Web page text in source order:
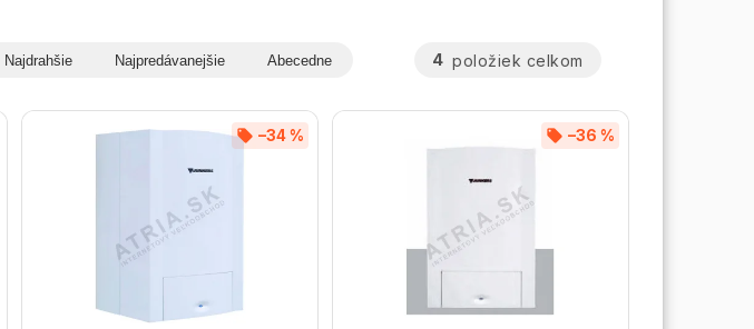
Najdrahšie Najpredávanejšie Abecedne 4 položiek celkom
–34 % –36 %